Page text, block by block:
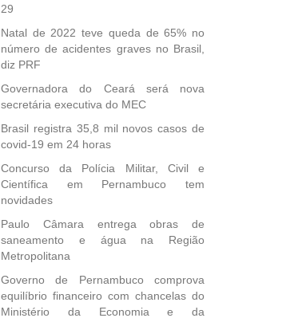
29
Natal de 2022 teve queda de 65% no
número de acidentes graves no Brasil,
diz PRF
Governadora do Ceará será nova
secretária executiva do MEC
Brasil registra 35,8 mil novos casos de
covid-19 em 24 horas
Concurso da Polícia Militar, Civil e
Científica em Pernambuco tem
novidades
Paulo Câmara entrega obras de
saneamento e água na Região
Metropolitana
Governo de Pernambuco comprova
equilíbrio financeiro com chancelas do
Ministério da Economia e da